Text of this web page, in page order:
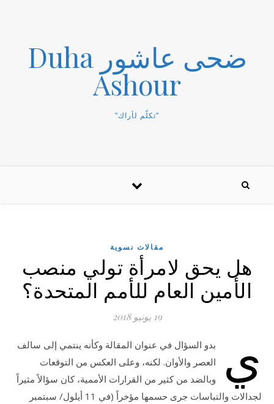
ضحى عاشور Duha
Ashour
"تكلّم لأراك"
مقالات نسوية
هل يحق لامرأة تولي منصب
الأمين العام للأمم المتحدة؟
19 يونيو 2018
ي
بدو السؤال في عنوان المقالة وكأنه ينتمي إلى سالف
العصر والأوان. لكنه، وعلى العكس من التوقعات
وبالضد من كثير من القرارات الأممية، كان سؤالاً مثيراً
لجدالات والتباسات جرى حسمها مؤخراً (في 11 أيلول/ سبتمبر